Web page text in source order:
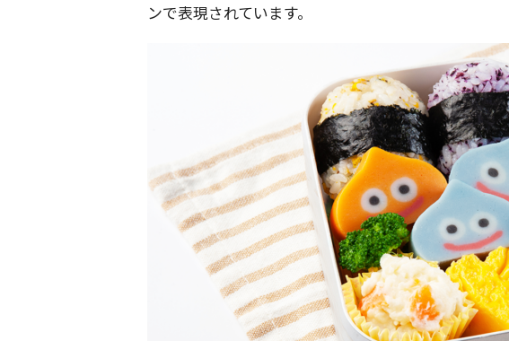
ンで表現されています。